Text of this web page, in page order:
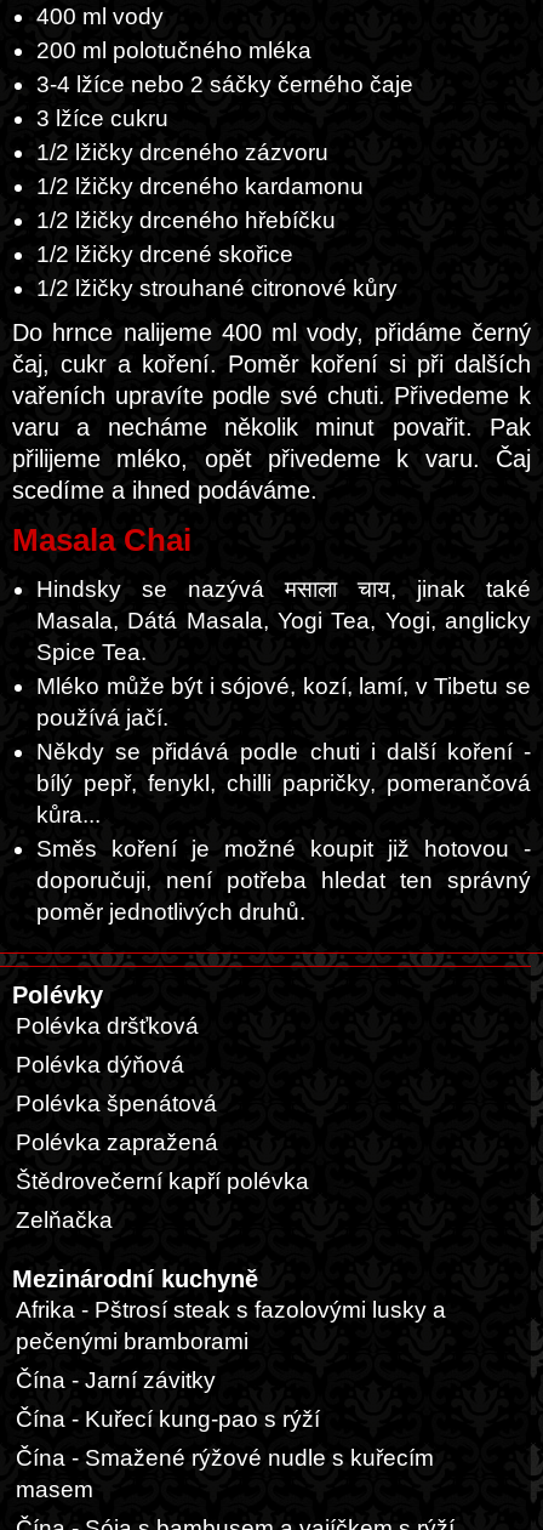
400 ml vody
200 ml polotučného mléka
3-4 lžíce nebo 2 sáčky černého čaje
3 lžíce cukru
1/2 lžičky drceného zázvoru
1/2 lžičky drceného kardamonu
1/2 lžičky drceného hřebíčku
1/2 lžičky drcené skořice
1/2 lžičky strouhané citronové kůry
Do hrnce nalijeme 400 ml vody, přidáme černý
čaj, cukr a koření. Poměr koření si při dalších
vařeních upravíte podle své chuti. Přivedeme k
varu a necháme několik minut povařit. Pak
přilijeme mléko, opět přivedeme k varu. Čaj
scedíme a ihned podáváme.
Masala Chai
Hindsky se nazývá मसाला चाय, jinak také
Masala, Dátá Masala, Yogi Tea, Yogi, anglicky
Spice Tea.
Mléko může být i sójové, kozí, lamí, v Tibetu se
používá jačí.
Někdy se přidává podle chuti i další koření -
bílý pepř, fenykl, chilli papričky, pomerančová
kůra...
Směs koření je možné koupit již hotovou -
doporučuji, není potřeba hledat ten správný
poměr jednotlivých druhů.
Polévky
Polévka dršťková
Polévka dýňová
Polévka špenátová
Polévka zapražená
Štědrovečerní kapří polévka
Zelňačka
Mezinárodní kuchyně
Afrika - Pštrosí steak s fazolovými lusky a
pečenými bramborami
Čína - Jarní závitky
Čína - Kuřecí kung-pao s rýží
Čína - Smažené rýžové nudle s kuřecím
masem